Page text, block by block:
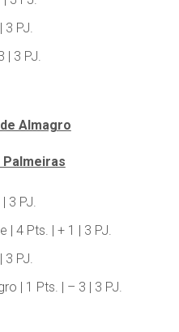
PJ.
| 3 PJ.
Almagro
Palmeiras
3 PJ.
| 4 Pts. | + 1 | 3 PJ.
PJ.
| 1 Pts. | – 3 | 3 PJ.